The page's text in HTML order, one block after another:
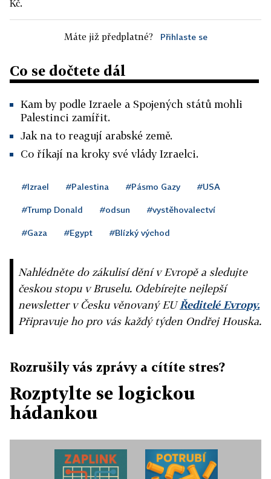
Kč.
Máte již předplatné? Přihlaste se
Co se dočtete dál
Kam by podle Izraele a Spojených států mohli
Palestinci zamířit.
Jak na to reagují arabské země.
Co říkají na kroky své vlády Izraelci.
#Izrael #Palestina #Pásmo Gazy #USA
#Trump Donald #odsun #vystěhovalectví
#Gaza #Egypt #Blízký východ
Nahlédněte do zákulisí dění v Evropě a sledujte
českou stopu v Bruselu. Odebírejte nejlepší
newsletter v Česku věnovaný EUŘeditelé Evropy.
Připravuje ho pro vás každý týden Ondřej Houska.
Rozrušily vás zprávy a cítíte stres?
Rozptylte se logickou
hádankou